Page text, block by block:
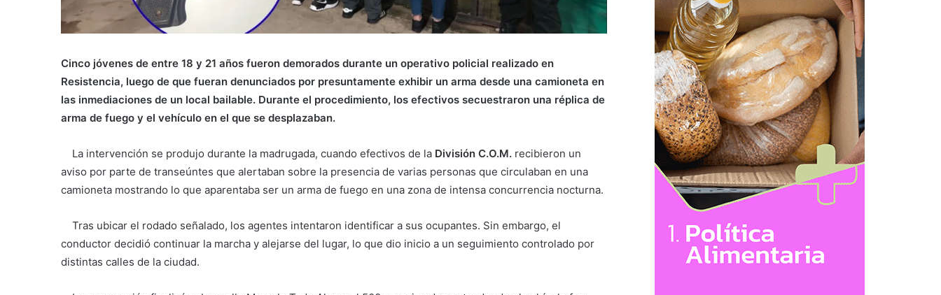
Cinco jóvenes de entre 18 y 21 años fueron demorados durante un operativo policial realizado en
Resistencia, luego de que fueran denunciados por presuntamente exhibir un arma desde una camioneta en
las inmediaciones de un local bailable. Durante el procedimiento, los efectivos secuestraron una réplica de
arma de fuego y el vehículo en el que se desplazaban.
La intervención se produjo durante la madrugada, cuando efectivos de la División C.O.M. recibieron un
aviso por parte de transeúntes que alertaban sobre la presencia de varias personas que circulaban en una
camioneta mostrando lo que aparentaba ser un arma de fuego en una zona de intensa concurrencia nocturna.
Tras ubicar el rodado señalado, los agentes intentaron identificar a sus ocupantes. Sin embargo, el
conductor decidió continuar la marcha y alejarse del lugar, lo que dio inicio a un seguimiento controlado por
distintas calles de la ciudad.